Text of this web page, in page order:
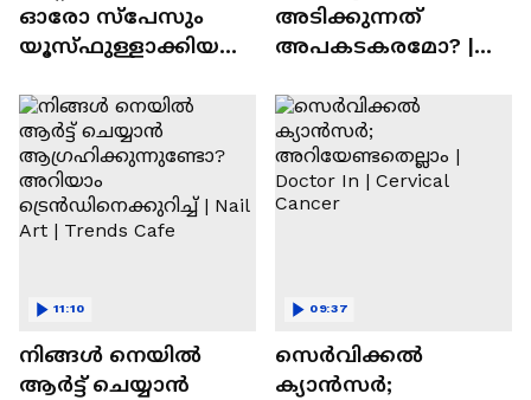
ഓരോ സ്‌പേസും
യൂസ്ഫുള്ളാക്കിയ
അടിക്കുന്നത്
അപകടകരമോ? |
നിങ്ങൾ നെയിൽ
ആർട്ട് ചെയ്യാൻ
11:10
സെർവിക്കൽ
ക്യാൻസർ;
09:37